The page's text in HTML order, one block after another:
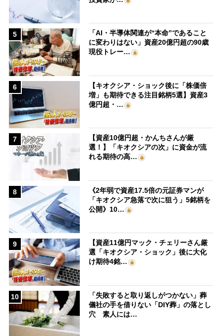
5
「AI・半導体関連が“本命”であること
に変わりはない」資産20億円超の90歳
現役トレー…
6
【キオクシア・ショック後に「株価倍
増」も期待できる注目銘柄5選】資産3
億円超・…
7
【資産10億円超・かんちさんが厳
選！】「キオクシアの次」に資金が流
れる期待の高…
8
《2年弱で資産17.5倍の元証券マンが
「キオクシア急落で次に狙う」5銘柄を
公開》10…
9
【資産11億円マック・チェリーさん厳
選「キオクシア・ショック」後に大化
け期待4銘…
10
「失敗すると取り返しがつかない」葬
儀社の手を借りない「DIY葬」の落とし
穴 素人には…